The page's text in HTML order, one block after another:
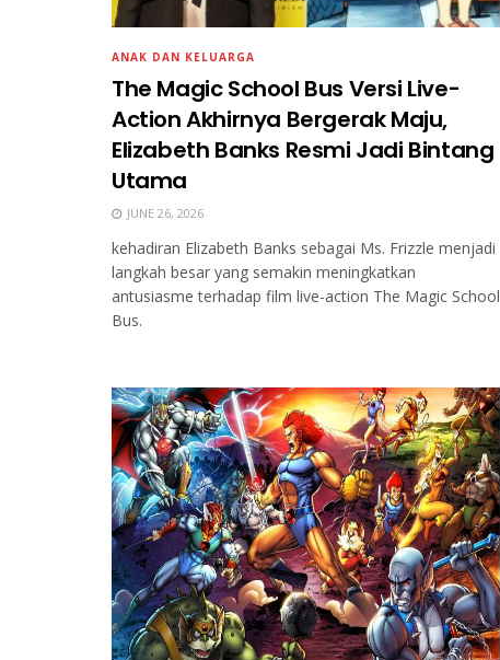
ANAK DAN KELUARGA
The Magic School Bus Versi Live-
Action Akhirnya Bergerak Maju,
Elizabeth Banks Resmi Jadi Bintang
Utama
JUNE 26, 2026
kehadiran Elizabeth Banks sebagai Ms. Frizzle menjadi
langkah besar yang semakin meningkatkan
antusiasme terhadap film live-action The Magic School
Bus.